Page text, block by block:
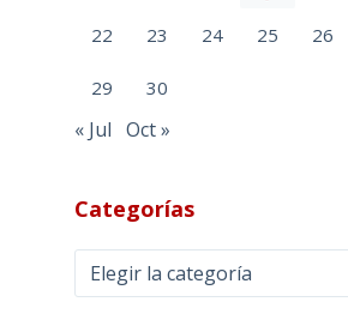
22 23 24 25 26
29 30
« Jul Oct »
Categorías
Categorías